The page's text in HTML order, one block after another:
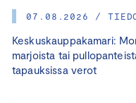
07.08.2026 /
Keskuskauppakamari:
marjoista tai
tapauksissa verot